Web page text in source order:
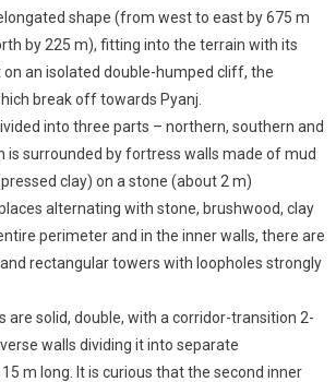
shape (from west to east by 675 m
by 225 m), fitting into the terrain with its
an isolated double-humped cliff, the
break off towards Pyanj.
into three parts – northern, southern and
is surrounded by fortress walls made of mud
clay) on a stone (about 2 m)
alternating with stone, brushwood, clay
perimeter and in the inner walls, there are
rectangular towers with loopholes strongly
are solid, double, with a corridor-transition 2-
walls dividing it into separate
m long. It is curious that the second inner